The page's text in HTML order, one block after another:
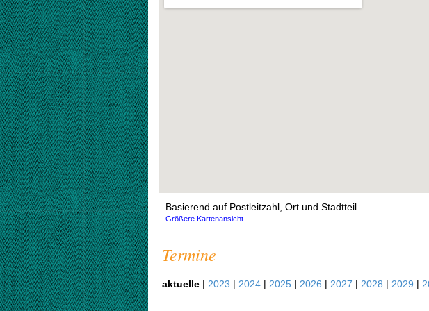
Basierend auf Postleitzahl, Ort und Stadtteil.
Größere Kartenansicht
Termine
aktuelle | 2023 | 2024 | 2025 | 2026 | 2027 | 2028 | 2029 |